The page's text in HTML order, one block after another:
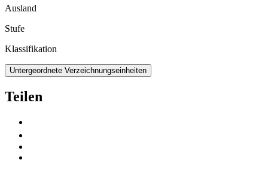
Ausland
Stufe
Klassifikation
Untergeordnete Verzeichnungseinheiten
Teilen